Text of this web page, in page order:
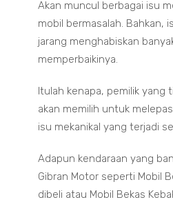
Akan muncul berbagai isu
mobil bermasalah. Bahkan,
jarang menghabiskan
memperbaikinya.
Itulah kenapa, pemilik yang
akan memilih untuk
isu mekanikal yang terjadi
Adapun kendaraan yang
Gibran Motor seperti Mobil
dibeli atau Mobil Bekas